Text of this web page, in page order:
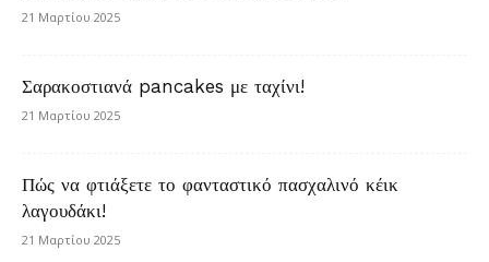
21 Μαρτίου 2025
Σαρακοστιανά pancakes με ταχίνι!
21 Μαρτίου 2025
Πώς να φτιάξετε το φανταστικό πασχαλινό κέικ
λαγουδάκι!
21 Μαρτίου 2025